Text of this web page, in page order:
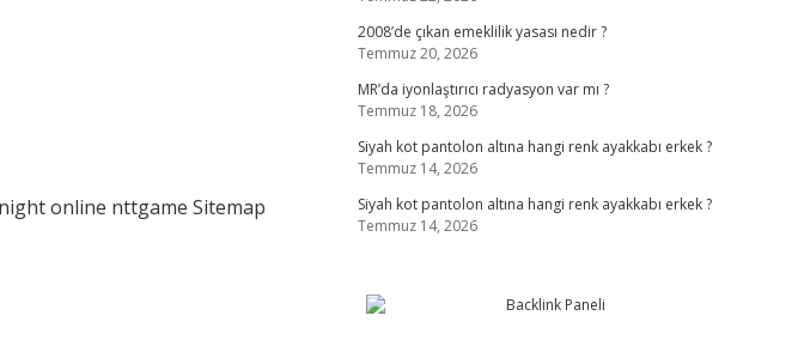
online nttgame Sitemap
2008’de çıkan emeklilik yasası nedir ?
Temmuz 20, 2026
MR’da iyonlaştırıcı radyasyon var mı ?
Temmuz 18, 2026
Siyah kot pantolon altına hangi renk ayakkabı erkek ?
Temmuz 14, 2026
Siyah kot pantolon altına hangi renk ayakkabı erkek ?
Temmuz 14, 2026